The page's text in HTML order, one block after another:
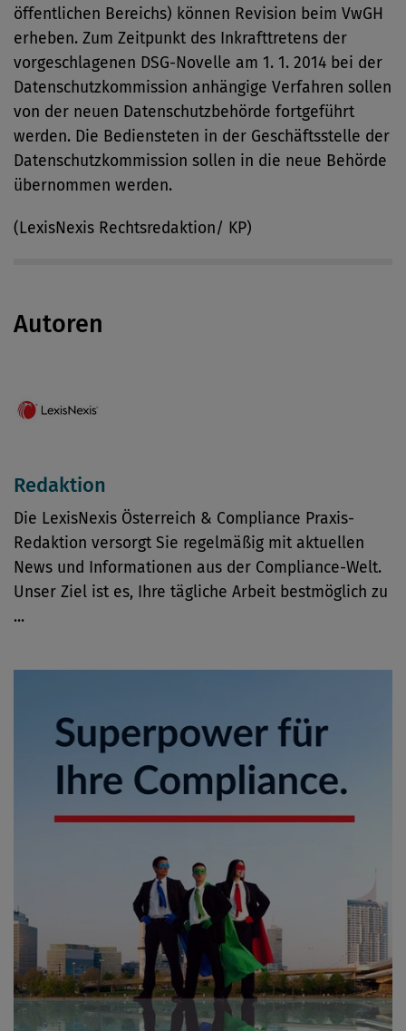
öffentlichen Bereichs) können Revision beim VwGH
erheben. Zum Zeitpunkt des Inkrafttretens der
vorgeschlagenen DSG-Novelle am 1. 1. 2014 bei der
Datenschutzkommission anhängige Verfahren sollen
von der neuen Datenschutzbehörde fortgeführt
werden. Die Bediensteten in der Geschäftsstelle der
Datenschutzkommission sollen in die neue Behörde
übernommen werden.
(LexisNexis Rechtsredaktion/ KP)
Autoren
Redaktion
Die LexisNexis Österreich & Compliance Praxis-
Redaktion versorgt Sie regelmäßig mit aktuellen
News und Informationen aus der Compliance-Welt.
Unser Ziel ist es, Ihre tägliche Arbeit bestmöglich zu
...